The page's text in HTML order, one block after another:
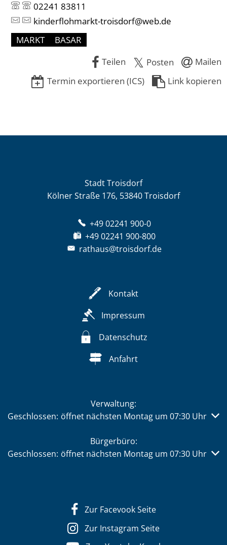
02241 83811
kinderflohmarkt-troisdorf@web.de
MARKT
BASAR
Teilen
Posten
Mailen
Termin exportieren (ICS)
Link kopieren
Stadt Troisdorf
Kölner Straße 176, 53840 Troisdorf
+49 02241 900-0
+49 02241 900-800
rathaus@troisdorf.de
Kontakt
Impressum
Datenschutz
Anfahrt
Verwaltung:
Klicken, um weitere Öffnungs- oder Schließzeiten
Geschlossen: öffnet nächsten Montag um 07:30 Uhr
Bürgerbüro:
Klicken, um weitere Öffnungs- oder Schließzeiten
Geschlossen: öffnet nächsten Montag um 07:30 Uhr
Zur Facevook Seite
Zur Instagram Seite